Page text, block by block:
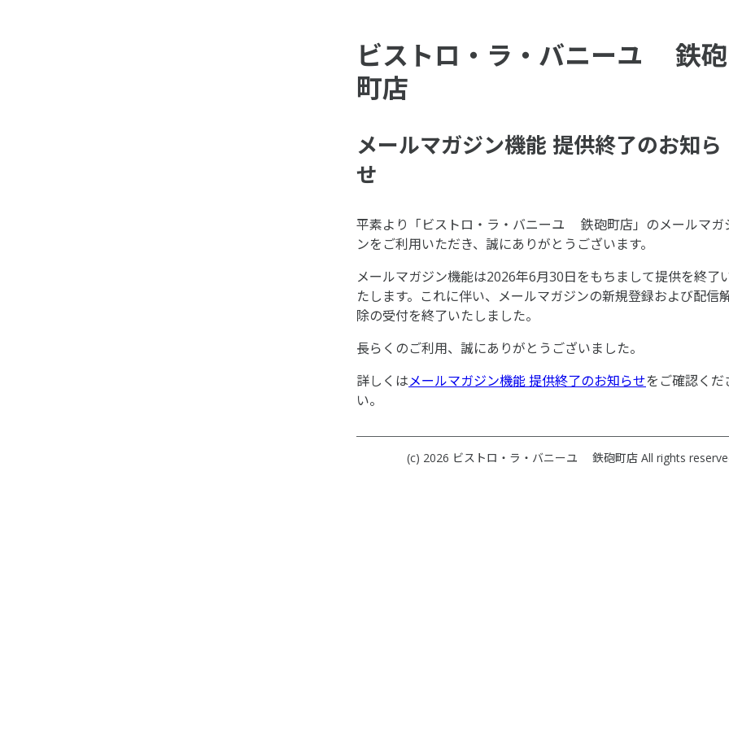
ビストロ・ラ・バニーユ 鉄砲
町店
メールマガジン機能 提供終了のお知ら
せ
平素より「ビストロ・ラ・バニーユ 鉄砲町店」のメールマガ
ンをご利用いただき、誠にありがとうございます。
メールマガジン機能は2026年6月30日をもちまして提供を終了
たします。これに伴い、メールマガジンの新規登録および配信
除の受付を終了いたしました。
長らくのご利用、誠にありがとうございました。
詳しくはメールマガジン機能 提供終了のお知らせをご確認くだ
い。
(c) 2026 ビストロ・ラ・バニーユ 鉄砲町店 All rights